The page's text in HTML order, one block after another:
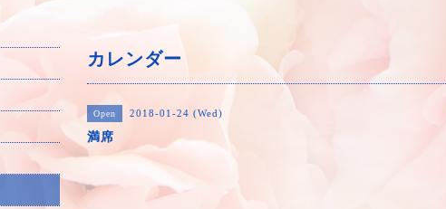
カレンダー
Open 2018-01-24 (Wed)
満席